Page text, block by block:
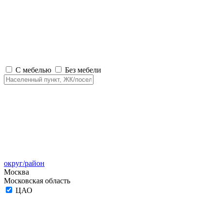
С мебелью Без мебели
округ/район
Москва
Московская область
ЦАО